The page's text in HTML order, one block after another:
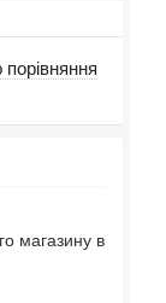
порівняння
магазину в